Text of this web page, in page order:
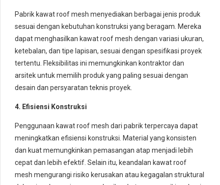
Pabrik kawat roof mesh menyediakan berbagai jenis produk
sesuai dengan kebutuhan konstruksi yang beragam. Mereka
dapat menghasilkan kawat roof mesh dengan variasi ukuran,
ketebalan, dan tipe lapisan, sesuai dengan spesifikasi proyek
tertentu. Fleksibilitas ini memungkinkan kontraktor dan
arsitek untuk memilih produk yang paling sesuai dengan
desain dan persyaratan teknis proyek.
4. Efisiensi Konstruksi
Penggunaan kawat roof mesh dari pabrik terpercaya dapat
meningkatkan efisiensi konstruksi. Material yang konsisten
dan kuat memungkinkan pemasangan atap menjadi lebih
cepat dan lebih efektif. Selain itu, keandalan kawat roof
mesh mengurangi risiko kerusakan atau kegagalan struktural